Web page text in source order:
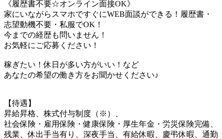
《履歴書不要☆オンライン面接OK》
家にいながらスマホですぐにWEB面談ができる！履歴書・
志望動機不要・私服でOK！
今までの経歴も問いません！
お気軽にご応募ください！
稼ぎたい！休日が多い方がいい！など
あなたの希望の働き方をお聞かせください♪
【待遇】
昇給昇格、株式付与制度（※）、
社会保険・雇用保険・健康保険・厚生年金・労災保険完備、
残業、休出手当有り、深夜手当、有給休暇、慶弔休暇、通勤